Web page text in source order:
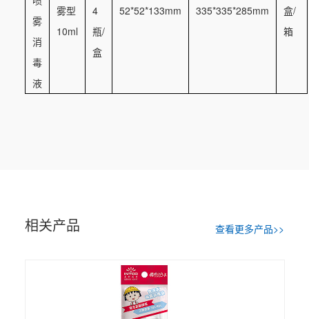
雾
消
毒
液
雾型
10ml
4
瓶/
盒
52*52*133mm 335*335*285mm
盒/
箱
相关产品 查看更多产品>>